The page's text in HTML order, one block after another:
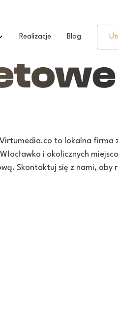
Realizacje Blog
to lokalna
i okolicznych
Skontaktuj się z nami, aby